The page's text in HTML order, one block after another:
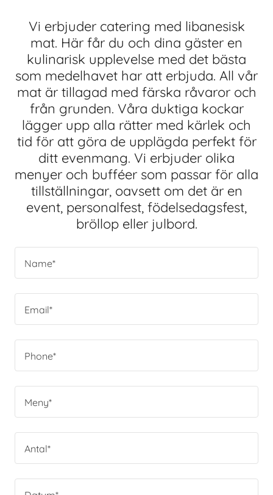
Vi erbjuder catering med libanesisk
mat. Här får du och dina gäster en
kulinarisk upplevelse med det bästa
som medelhavet har att erbjuda. All vår
mat är tillagad med färska råvaror och
från grunden. Våra duktiga kockar
lägger upp alla rätter med kärlek och
tid för att göra de upplägda perfekt för
ditt evenmang. Vi erbjuder olika
menyer och bufféer som passar för alla
tillställningar, oavsett om det är en
event, personalfest, födelsedagsfest,
bröllop eller julbord.
Name*
Email*
Phone*
Meny*
Antal*